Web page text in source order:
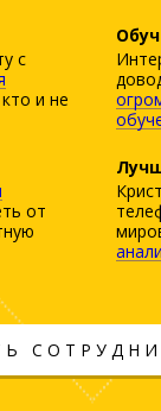
с
и не
от